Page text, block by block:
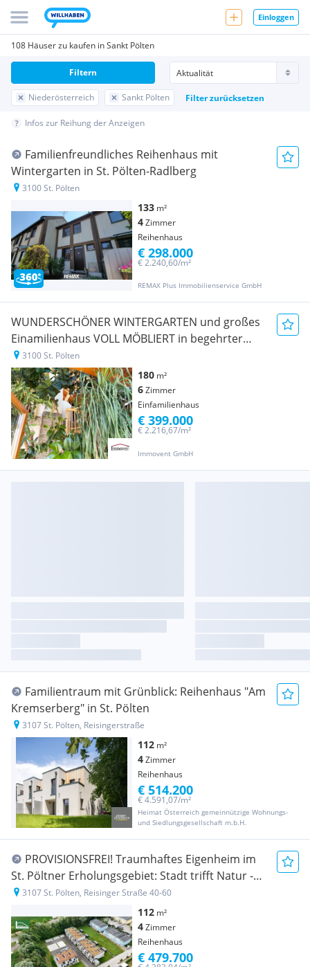
Einloggen
108 Häuser zu kaufen in Sankt Pölten
Niederösterreich Sankt Pölten Filter zurücksetzen
Filtern
Infos zur Reihung der Anzeigen
Familienfreundliches Reihenhaus mit
Wintergarten in St. Pölten-Radlberg
3100 St. Pölten
133 m²
4Zimmer
Reihenhaus
REMAX Plus Immobilienservice GmbH
€ 2.240,60/m²
€ 298.000
WUNDERSCHÖNER WINTERGARTEN und großes
Einamilienhaus VOLL MÖBLIERT in begehrter
Lage in Wagram (St. Pölten)
3100 St. Pölten
180 m²
6Zimmer
Einfamilienhaus
Immovent GmbH
€ 2.216,67/m²
€ 399.000
Familientraum mit Grünblick: Reihenhaus "Am
Kremserberg" in St. Pölten
3107 St. Pölten, Reisingerstraße
112 m²
4Zimmer
Reihenhaus
Heimat Österreich gemeinnützige Wohnungs-
und Siedlungsgesellschaft m.b.H.
€ 4.591,07/m²
€ 514.200
PROVISIONSFREI! Traumhaftes Eigenheim im
St. Pöltner Erholungsgebiet: Stadt trifft Natur -
Erstbezug in wundervoller Lage!
3107 St. Pölten, Reisinger Straße 40-60
112 m²
4Zimmer
Reihenhaus
€ 479.700